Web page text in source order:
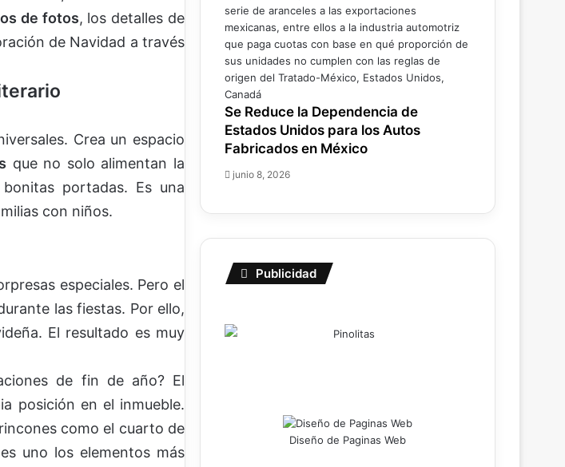
de fotos, los detalles de
de Navidad a través
Crea un espacio
que no solo alimentan la
portadas. Es una
con niños.
especiales. Pero el
las fiestas. Por ello,
El resultado es muy
de fin de año? El
posición en el inmueble.
como el cuarto de
uno los elementos más
Se Reduce la Dependencia de
Estados Unidos para los Autos
Fabricados en México
junio 8, 2026
Publicidad
Diseño de Paginas Web